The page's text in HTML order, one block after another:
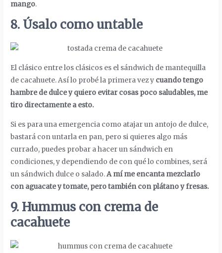
mango.
8. Úsalo como untable
El clásico entre los clásicos es el sándwich de mantequilla
de cacahuete. Así lo probé la primera vez y cuando tengo
hambre de dulce y quiero evitar cosas poco saludables, me
tiro directamente a esto.
Si es para una emergencia como atajar un antojo de dulce,
bastará con untarla en pan, pero si quieres algo más
currado, puedes probar a hacer un sándwich en
condiciones, y dependiendo de con qué lo combines, será
un sándwich dulce o salado.A mí me encanta mezclarlo
con aguacate y tomate, pero también con plátano y fresas.
9. Hummus con crema de
cacahuete